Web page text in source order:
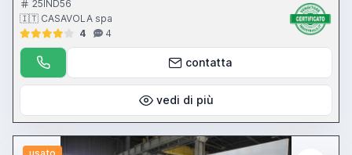
25IND56
🇮🇹 CASAVOLA spa
4
4
contatta
vedi di più